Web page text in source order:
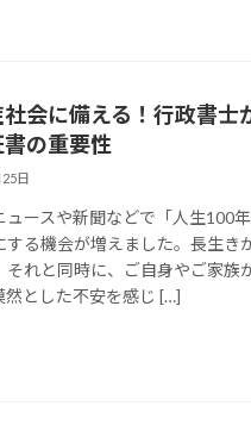
会に備える！行政書士
の重要性
日
ュースや新聞などで「人生100
する機会が増えました。長生き
それと同時に、ご自身やご家族
然とした不安を感じ […]